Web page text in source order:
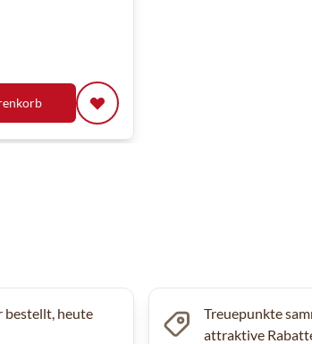
bestellt, heute
Treuepunkte
attraktive